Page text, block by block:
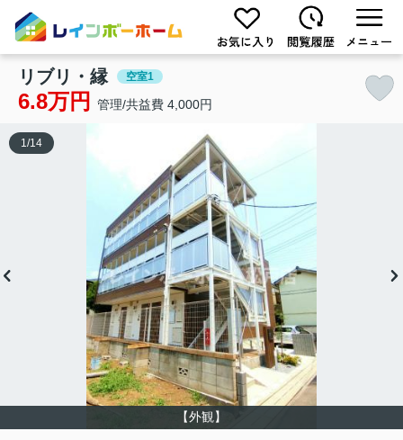
リブリ・縁 空室1
6.8万円 管理/共益費 4,000円
【外観】
1 /14